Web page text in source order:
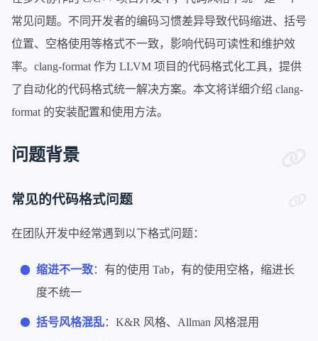
常见问题。不同开发者的编码习惯差异导致代码缩进、括号
位置、空格使用等格式不一致，影响代码可读性和维护效
率。clang-format 作为 LLVM 项目的代码格式化工具，提供
了自动化的代码格式统一解决方案。本文将详细介绍 clang-
format 的安装配置和使用方法。
问题背景
常见的代码格式问题
在团队开发中经常遇到以下格式问题：
缩进不一致：有的使用 Tab，有的使用空格，缩进长
度不统一
括号风格混乱：K&R 风格、Allman 风格混用